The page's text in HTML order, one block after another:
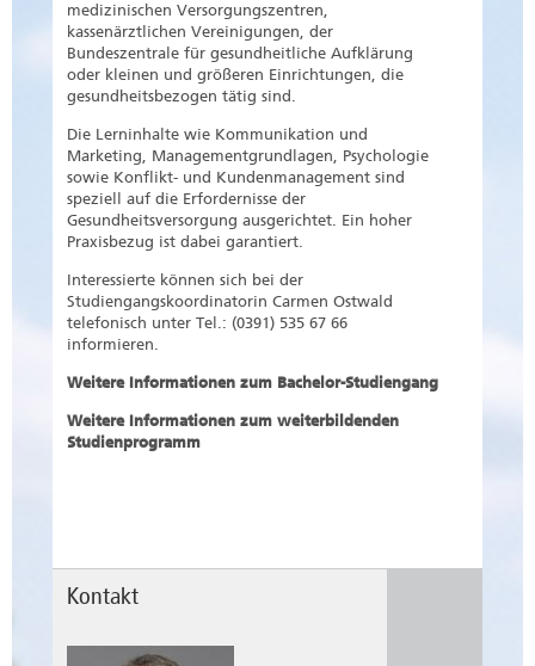
medizinischen Versorgungszentren,
kassenärztlichen Vereinigungen, der
Bundeszentrale für gesundheitliche Aufklärung
oder kleinen und größeren Einrichtungen, die
gesundheitsbezogen tätig sind.
Die Lerninhalte wie Kommunikation und
Marketing, Managementgrundlagen, Psychologie
sowie Konflikt- und Kundenmanagement sind
speziell auf die Erfordernisse der
Gesundheitsversorgung ausgerichtet. Ein hoher
Praxisbezug ist dabei garantiert.
Interessierte können sich bei der
Studiengangskoordinatorin Carmen Ostwald
telefonisch unter Tel.: (0391) 535 67 66
informieren.
Weitere Informationen zum Bachelor-Studiengang
Weitere Informationen zum weiterbildenden
Studienprogramm
Kontakt